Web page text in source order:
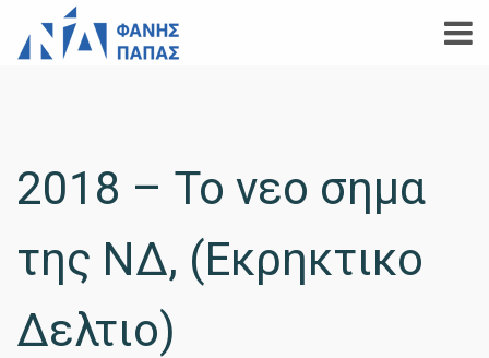
2018 – Το νεο σημα
της ΝΔ, (Εκρηκτικο
Δελτιο)